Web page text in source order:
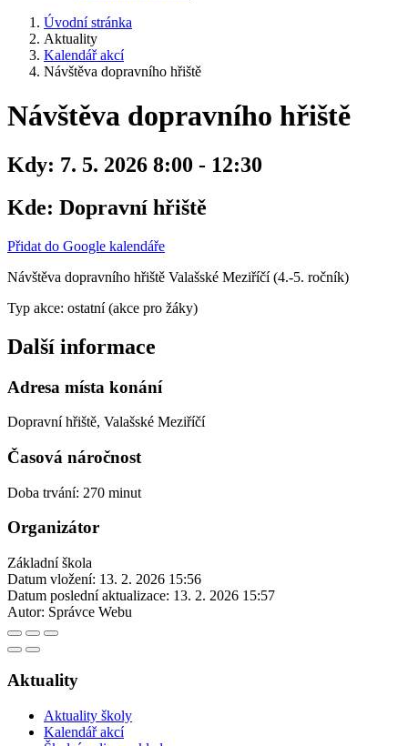
Úvodní stránka
Aktuality
Kalendář akcí
Návštěva dopravního hřiště
Návštěva dopravního hřiště
Kdy: 7. 5. 2026 8:00 - 12:30
Kde: Dopravní hřiště
Přidat do Google kalendáře
Návštěva dopravního hřiště Valašské Meziříčí (4.-5. ročník)
Typ akce: ostatní (akce pro žáky)
Další informace
Adresa místa konání
Dopravní hřiště, Valašské Meziříčí
Časová náročnost
Doba trvání: 270 minut
Organizátor
Základní škola
Datum vložení: 13. 2. 2026 15:56
Datum poslední aktualizace: 13. 2. 2026 15:57
Autor: Správce Webu
Aktuality
Aktuality školy
Kalendář akcí